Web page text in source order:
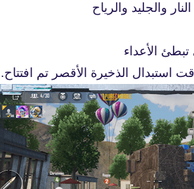
والجليد والرياح
الأعداء
استبدال الذخيرة الأقصر تم افتتاح.
fovtech
18 يوليو 2023